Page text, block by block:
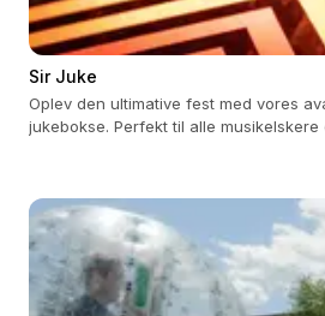
Sir Juke
Oplev den ultimative fest med vores
jukebokse. Perfekt til alle